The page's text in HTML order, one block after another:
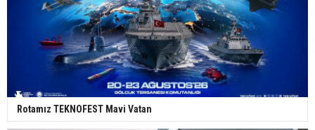
Rotamız TEKNOFEST Mavi Vatan